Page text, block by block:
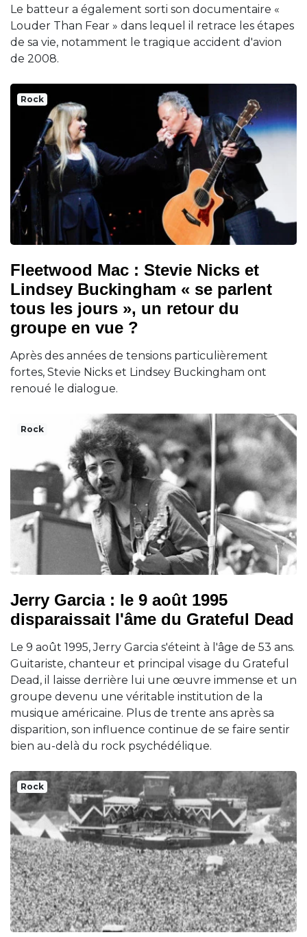
Le batteur a également sorti son documentaire «
Louder Than Fear » dans lequel il retrace les étapes
de sa vie, notamment le tragique accident d'avion
de 2008.
Rock
Fleetwood Mac : Stevie Nicks et
Lindsey Buckingham « se parlent
tous les jours », un retour du
groupe en vue ?
Après des années de tensions particulièrement
fortes, Stevie Nicks et Lindsey Buckingham ont
renoué le dialogue.
Rock
Jerry Garcia : le 9 août 1995
disparaissait l'âme du Grateful Dead
Le 9 août 1995, Jerry Garcia s'éteint à l'âge de 53 ans.
Guitariste, chanteur et principal visage du Grateful
Dead, il laisse derrière lui une œuvre immense et un
groupe devenu une véritable institution de la
musique américaine. Plus de trente ans après sa
disparition, son influence continue de se faire sentir
bien au-delà du rock psychédélique.
Rock